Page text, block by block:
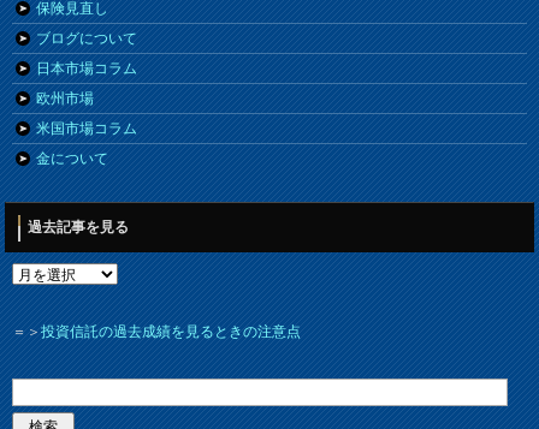
保険見直し
ブログについて
日本市場コラム
欧州市場
米国市場コラム
金について
過去記事を見る
＝＞投資信託の過去成績を見るときの注意点